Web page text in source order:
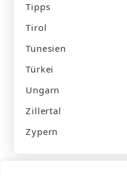
Tipps
Tirol
Tunesien
Türkei
Ungarn
Zillertal
Zypern